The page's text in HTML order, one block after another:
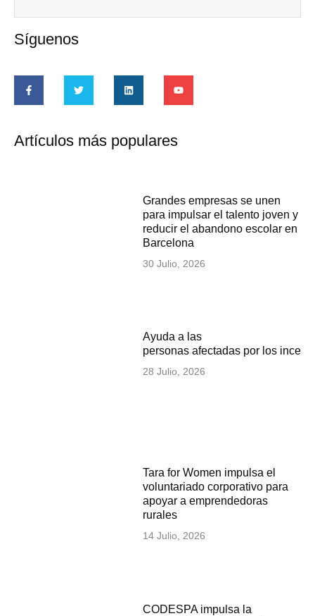
Síguenos
Artículos más populares
Grandes empresas se unen
para impulsar el talento joven y
reducir el abandono escolar en
Barcelona
30 Julio, 2026
Ayuda a las
personas afectadas por los
28 Julio, 2026
Tara for Women impulsa el
voluntariado corporativo para
apoyar a emprendedoras
rurales
14 Julio, 2026
CODESPA impulsa la